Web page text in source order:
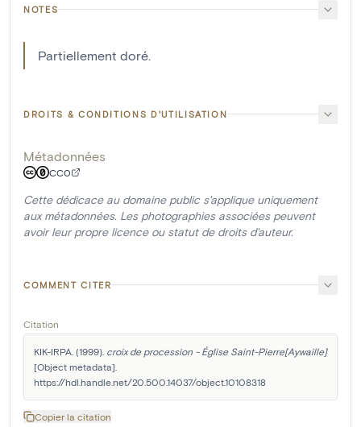
NOTES
Partiellement doré.
DROITS & CONDITIONS D'UTILISATION
Métadonnées
CC0
Cette dédicace au domaine public s'applique uniquement
aux métadonnées. Les photographies associées peuvent
avoir leur propre licence ou statut de droits d'auteur.
COMMENT CITER
Citation
KIK-IRPA. (1999). croix de procession - Église Saint-Pierre[Aywaille]
[Object metadata].
https://hdl.handle.net/20.500.14037/object.10108318
Copier la citation